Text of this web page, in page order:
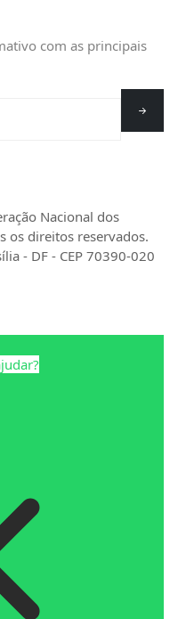
com as principais
Nacional dos
os direitos reservados.
- DF - CEP 70390-020